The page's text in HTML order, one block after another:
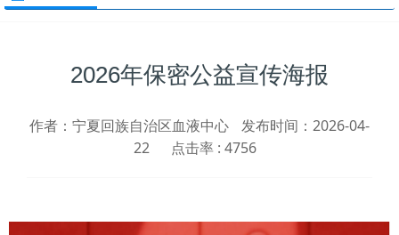
2026年保密公益宣传海报
作者：宁夏回族自治区血液中心
发布时间：2026-04-
22
点击率 : 4756